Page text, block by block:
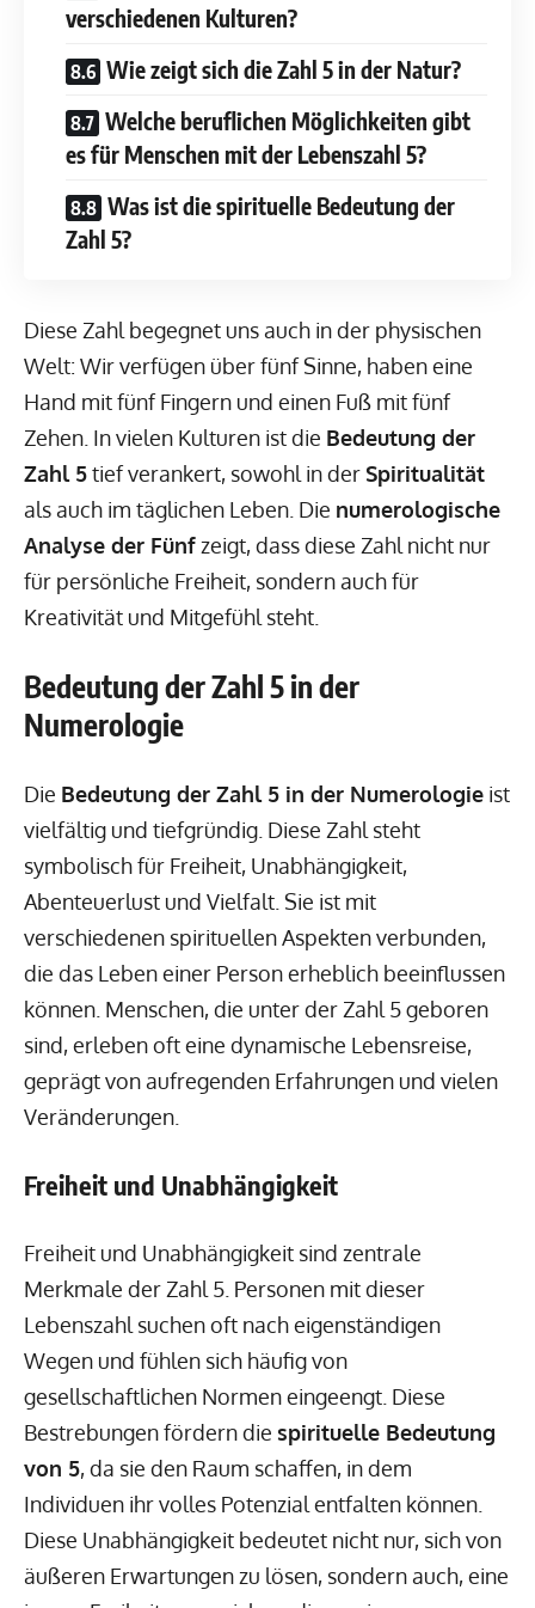
verschiedenen Kulturen?
Wie zeigt sich die Zahl 5 in der Natur?
Welche beruflichen Möglichkeiten gibt
es für Menschen mit der Lebenszahl 5?
Was ist die spirituelle Bedeutung der
Zahl 5?
Diese Zahl begegnet uns auch in der physischen
Welt: Wir verfügen über fünf Sinne, haben eine
Hand mit fünf Fingern und einen Fuß mit fünf
Zehen. In vielen Kulturen ist die Bedeutung der
Zahl 5tief verankert, sowohl in der Spiritualität
als auch im täglichen Leben. Die numerologische
Analyse der Fünfzeigt, dass diese Zahl nicht nur
für persönliche Freiheit, sondern auch für
Kreativität und Mitgefühl steht.
Bedeutung der Zahl 5 in der
Numerologie
Die Bedeutung der Zahl 5 in der Numerologie ist
vielfältig und tiefgründig. Diese Zahl steht
symbolisch für Freiheit, Unabhängigkeit,
Abenteuerlust und Vielfalt. Sie ist mit
verschiedenen spirituellen Aspekten verbunden,
die das Leben einer Person erheblich beeinflussen
können. Menschen, die unter der Zahl 5 geboren
sind, erleben oft eine dynamische Lebensreise,
geprägt von aufregenden Erfahrungen und vielen
Veränderungen.
Freiheit und Unabhängigkeit
Freiheit und Unabhängigkeit sind zentrale
Merkmale der Zahl 5. Personen mit dieser
Lebenszahl suchen oft nach eigenständigen
Wegen und fühlen sich häufig von
gesellschaftlichen Normen eingeengt. Diese
Bestrebungen fördern die spirituelle Bedeutung
von 5, da sie den Raum schaffen, in dem
Individuen ihr volles Potenzial entfalten können.
Diese Unabhängigkeit bedeutet nicht nur, sich von
äußeren Erwartungen zu lösen, sondern auch, eine